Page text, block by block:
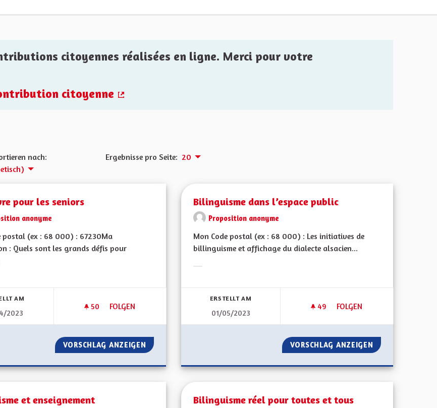
citoyennes réalisées en ligne. Merci pour votre
citoyenne
nach:
Ergebnisse pro Seite: 20
pour les seniors
anonyme
postal (ex : 68 000) : 67230Ma
: Quels sont les grands défis pour
AM
2023
50 50 FOLLOWER
FOLGEN
BIEN VIVRE POUR LES SENIORS
VORSCHLAG ANZEIGEN BIEN VIVRE POUR LES SENIORS
Bilinguisme dans l’espace public
Proposition anonyme
Mon Code postal (ex : 68 000) : Les initiatives de
billinguisme et affichage du dialecte alsacien...
ERSTELLT AM
01/05/2023
49 49 FOLLOWER
FOLGEN
BILINGUISME DANS L’ESPACE
VORSCHLAG ANZEIGEN BILINGUISME
et enseignement Bilinguisme réel pour toutes et tous